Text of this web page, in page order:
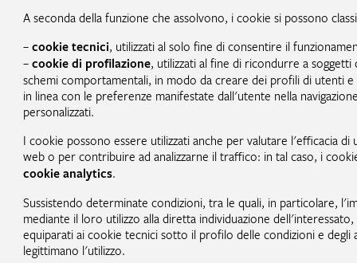
A seconda della funzione che assolvono, i cookie si possono
– cookie tecnici, utilizzati al solo fine di consentire il
– cookie di profilazione, utilizzati al fine di ricondurre a
schemi comportamentali, in modo da creare dei profili di utenti e
in linea con le preferenze manifestate dall'utente nella
personalizzati.
I cookie possono essere utilizzati anche per valutare l'efficacia
web o per contribuire ad analizzarne il traffico: in tal caso, i
cookie analytics.
Sussistendo determinate condizioni, tra le quali, in particolare,
mediante il loro utilizzo alla diretta individuazione
equiparati ai cookie tecnici sotto il profilo delle condizioni e degli
legittimano l'utilizzo.